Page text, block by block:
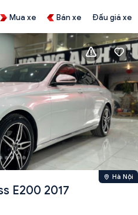
Mua xe Bán xe Đấu giá xe
Hà Nội
E200 2017